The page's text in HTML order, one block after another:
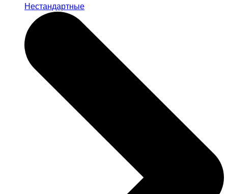
Нестандартные